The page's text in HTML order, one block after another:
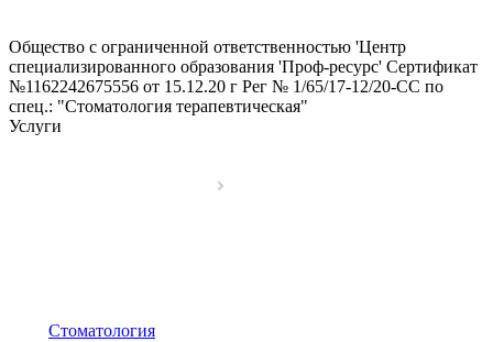
Общество с ограниченной ответственностью 'Центр
специализированного образования 'Проф-ресурс' Сертификат
№1162242675556 от 15.12.20 г Рег № 1/65/17-12/20-СС по
спец.: "Стоматология терапевтическая"
Услуги
Стоматология